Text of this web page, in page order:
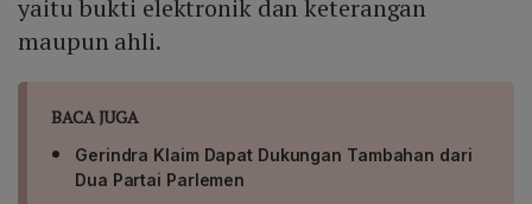
yaitu bukti elektronik dan keterangan
maupun ahli.
BACA JUGA
Gerindra Klaim Dapat Dukungan Tambahan dari
Dua Partai Parlemen